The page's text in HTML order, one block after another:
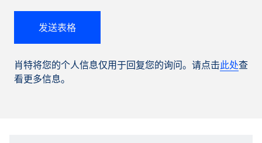
肖特将您的个人信息仅用于回复您的询问。请点击此处查
看更多信息。